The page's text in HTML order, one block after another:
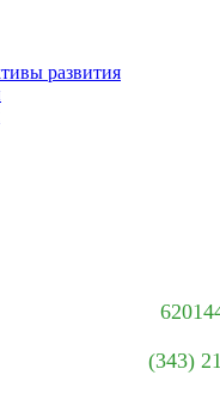
развития
(343)